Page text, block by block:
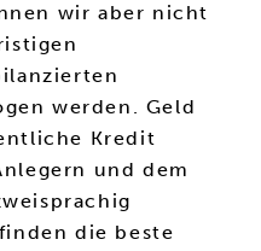
wir aber nicht
werden. Geld
Kredit
und dem
die beste